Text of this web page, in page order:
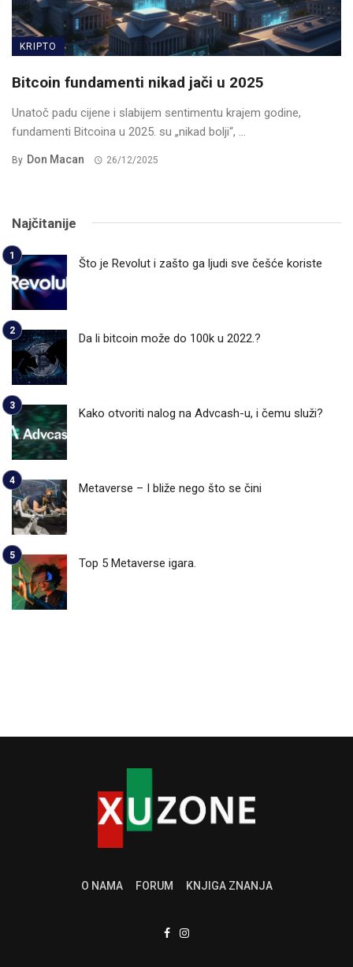
KRIPTO
Bitcoin fundamenti nikad jači u 2025
Unatoč padu cijene i slabijem sentimentu krajem godine,
fundamenti Bitcoina u 2025. su „nikad bolji“, ...
By Don Macan 26/12/2025
Najčitanije
Što je Revolut i zašto ga ljudi sve češće koriste
Da li bitcoin može do 100k u 2022.?
Kako otvoriti nalog na Advcash-u, i čemu služi?
Metaverse – I bliže nego što se čini
Top 5 Metaverse igara.
O NAMA FORUM KNJIGA ZNANJA